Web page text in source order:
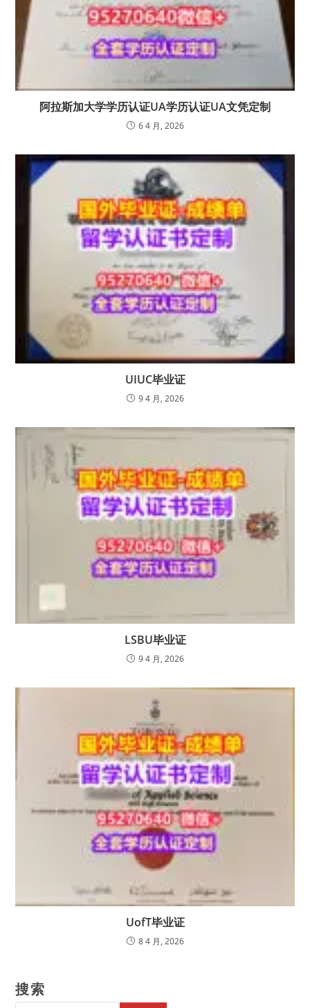
阿拉斯加大学学历认证UA学历认证UA文凭定制
6 4 月, 2026
UIUC毕业证
9 4 月, 2026
LSBU毕业证
9 4 月, 2026
UofT毕业证
8 4 月, 2026
搜索